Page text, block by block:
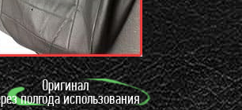
Оригинал
полгода использования